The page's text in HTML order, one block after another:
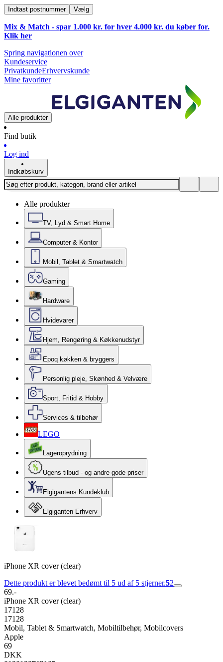
Indtast postnummer Vælg
Mix & Match - spar 1.000 kr. for hver 4.000 kr. du køber for.
Klik her
Spring navigationen over
Kundeservice
PrivatkundeErhvervskunde
Mine favoritter
Alle produkter
Find butik
Log ind
Indkøbskurv
Alle produkter
TV, Lyd & Smart Home
Computer & Kontor
Mobil, Tablet & Smartwatch
Gaming
Hardware
Hvidevarer
Hjem, Rengøring & Køkkenudstyr
Epoq køkken & bryggers
Personlig pleje, Skønhed & Velvære
Sport, Fritid & Hobby
Services & tilbehør
LEGO
Lageroprydning
Ugens tilbud - og andre gode priser
Elgigantens Kundeklub
Elgiganten Erhverv
iPhone XR cover (clear)
Dette produkt er blevet bedømt til 5 ud af 5 stjerner.52
69.-
iPhone XR cover (clear)
17128
17128
Mobil, Tablet & Smartwatch, Mobiltilbehør, Mobilcovers
Apple
69
DKK